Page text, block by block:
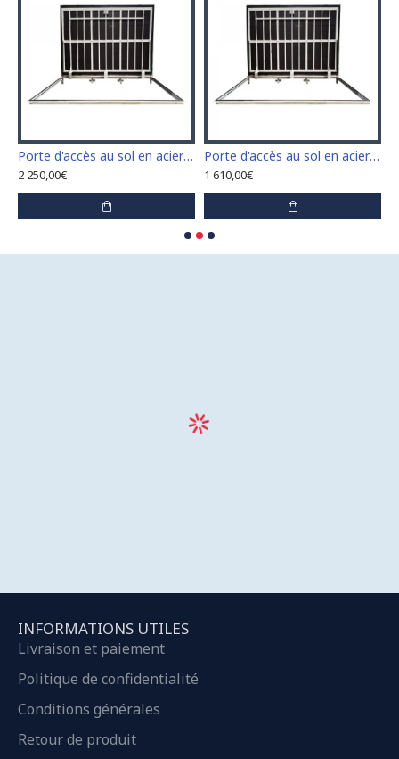
Porte d'accès au sol en acier inoxydable 120 cm x 120 cm pour intérieur et extérieur
2 250,00€
Porte d'accès au sol en acier inoxydable 60 cm x 100 cm pour intérieur et extérieur
1 610,00€
INFORMATIONS UTILES
Livraison et paiement
Politique de confidentialité
Conditions générales
Retour de produit